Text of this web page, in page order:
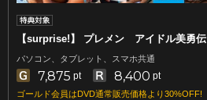
【surprise!】 プレメン アイドル美勇伝
パソコン、タブレット、スマホ共通
7,875 pt 8,400 pt
ゴールド会員はDVD通常販売価格より30%OFF!